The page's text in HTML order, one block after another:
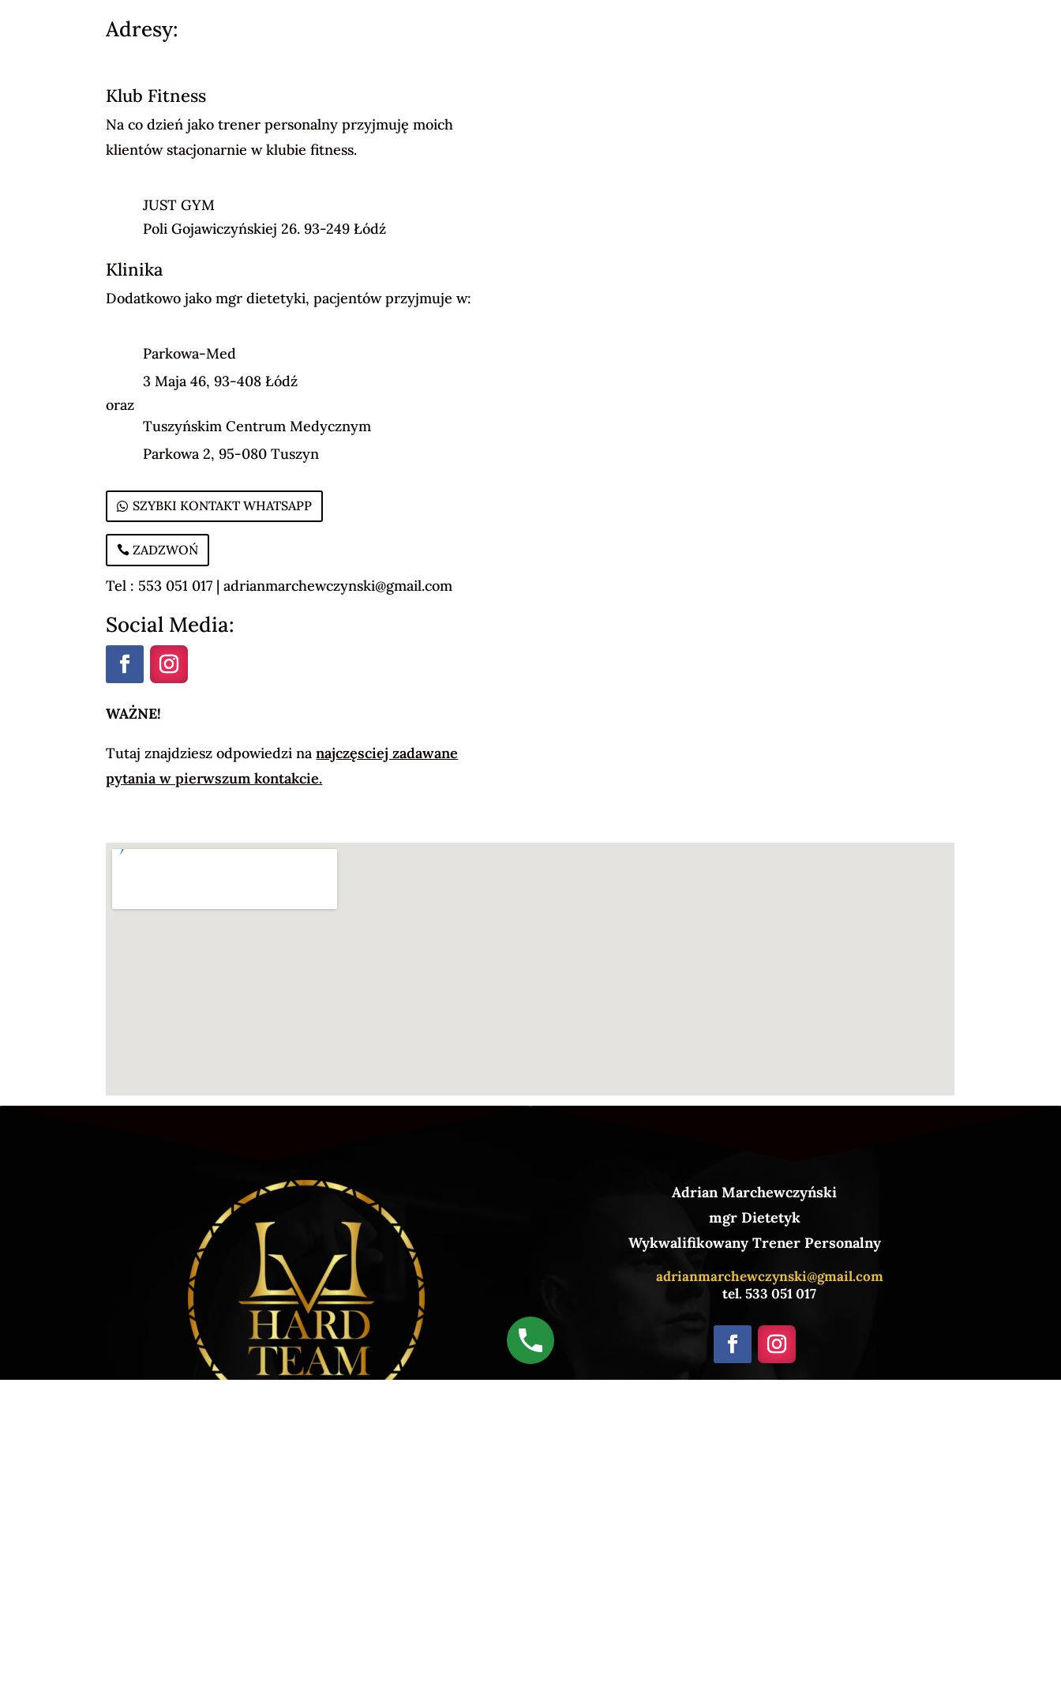
Adresy:
Klub Fitness
Na co dzień jako trener personalny przyjmuję moich
klientów stacjonarnie w klubie fitness.
JUST GYM
Poli Gojawiczyńskiej 26. 93-249 Łódź
Klinika
Dodatkowo jako mgr dietetyki, pacjentów przyjmuje w:
Parkowa-Med
3 Maja 46, 93-408 Łódź
oraz
Tuszyńskim Centrum Medycznym
Parkowa 2, 95-080 Tuszyn
SZYBKI KONTAKT WHATSAPP
ZADZWOŃ
Tel : 553 051 017 |adrianmarchewczynski@gmail.com
Social Media:
WAŻNE!
Tutaj znajdziesz odpowiedzi nanajczęsciej zadawane
pytania w pierwszum kontakcie.
Adrian Marchewczyński
mgr Dietetyk
Wykwalifikowany Trener Personalny
adrianmarchewczynski@gmail.com
tel. 533 051 017